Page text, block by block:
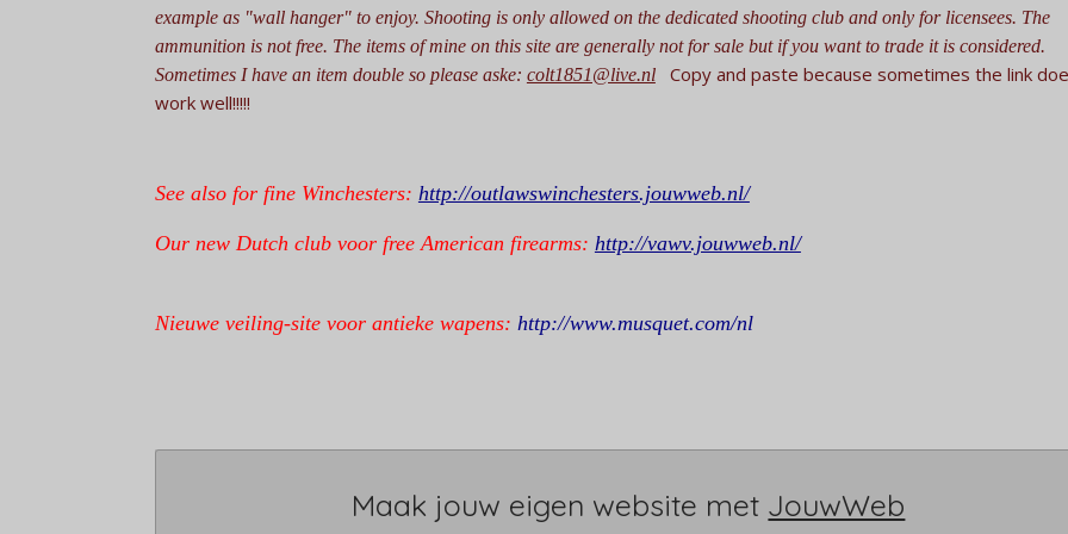
example as "wall hanger" to enjoy. Shooting is only allowed on the dedicated shooting club and only for licensees. The
ammunition is not free. The items of mine on this site are generally not for sale but if you want to trade it is considered.
Sometimes I have an item double so please aske: colt1851@live.nl
Copy and paste because sometimes the link
work well!!!!!
See also for fine Winchesters: http://outlawswinchesters.jouwweb.nl/
Our new Dutch club voor free American firearms: http://vawv.jouwweb.nl/
Nieuwe veiling-site voor antieke wapens: http://www.musquet.com/nl
Maak jouw eigen website met JouwWeb